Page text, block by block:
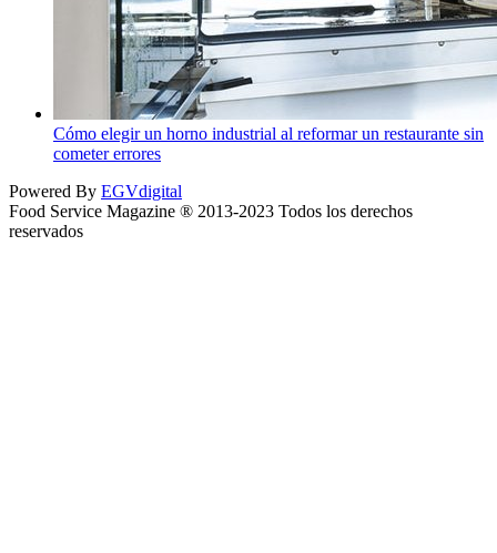
Cómo elegir un horno industrial al reformar un restaurante sin
cometer errores
Powered By EGVdigital
Food Service Magazine ® 2013-2023 Todos los derechos
reservados